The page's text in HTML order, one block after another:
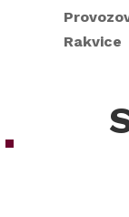
Rakvice